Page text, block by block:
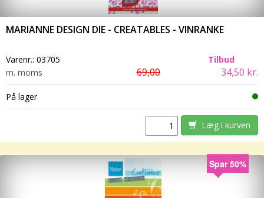
MARIANNE DESIGN DIE - CREATABLES - VINRANKE
Varenr.: 03705
Tilbud
m. moms
69,00 34,50 kr.
På lager
Læg i kurven
Spar 50%